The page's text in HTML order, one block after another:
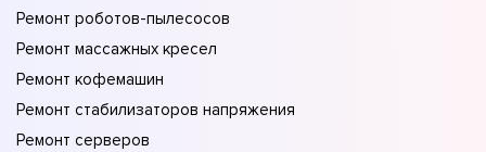
Ремонт роботов-пылесосов
Ремонт массажных кресел
Ремонт кофемашин
Ремонт стабилизаторов напряжения
Ремонт серверов